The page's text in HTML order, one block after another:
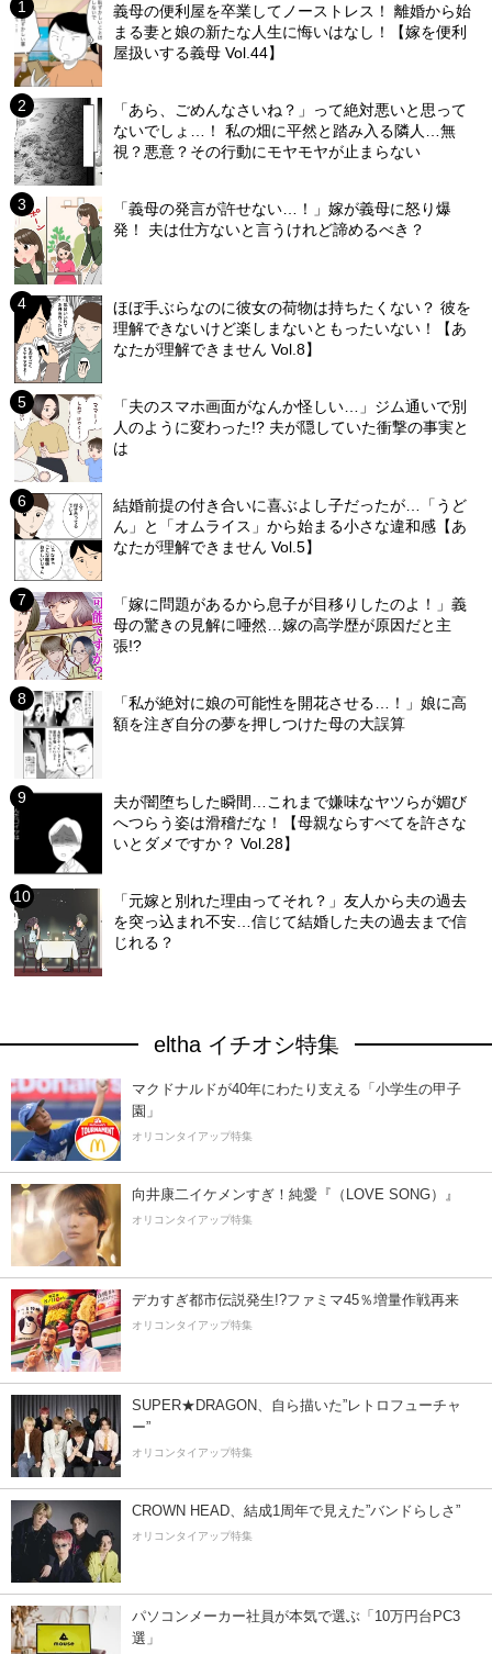
義母の便利屋を卒業してノーストレス！ 離婚から始
まる妻と娘の新たな人生に悔いはなし！【嫁を便利
屋扱いする義母 Vol.44】
「あら、ごめんなさいね？」って絶対悪いと思って
ないでしょ…！ 私の畑に平然と踏み入る隣人…無
視？悪意？その行動にモヤモヤが止まらない
「義母の発言が許せない…！」嫁が義母に怒り爆
発！ 夫は仕方ないと言うけれど諦めるべき？
ほぼ手ぶらなのに彼女の荷物は持ちたくない？ 彼を
理解できないけど楽しまないともったいない！【あ
なたが理解できません Vol.8】
「夫のスマホ画面がなんか怪しい…」ジム通いで別
人のように変わった!? 夫が隠していた衝撃の事実と
は
結婚前提の付き合いに喜ぶよし子だったが…「うど
ん」と「オムライス」から始まる小さな違和感【あ
なたが理解できません Vol.5】
「嫁に問題があるから息子が目移りしたのよ！」義
母の驚きの見解に唖然…嫁の高学歴が原因だと主
張!?
「私が絶対に娘の可能性を開花させる…！」娘に高
額を注ぎ自分の夢を押しつけた母の大誤算
夫が闇堕ちした瞬間…これまで嫌味なヤツらが媚び
へつらう姿は滑稽だな！【母親ならすべてを許さな
いとダメですか？ Vol.28】
「元嫁と別れた理由ってそれ？」友人から夫の過去
を突っ込まれ不安…信じて結婚した夫の過去まで信
じれる？
eltha イチオシ特集
マクドナルドが40年にわたり支える「小学生の甲子
園」
オリコンタイアップ特集
向井康二イケメンすぎ！純愛『（LOVE SONG）』
オリコンタイアップ特集
デカすぎ都市伝説発生!?ファミマ45％増量作戦再来
オリコンタイアップ特集
SUPER★DRAGON、自ら描いた”レトロフューチャ
ー”
オリコンタイアップ特集
CROWN HEAD、結成1周年で見えた”バンドらしさ”
オリコンタイアップ特集
パソコンメーカー社員が本気で選ぶ「10万円台PC3
選」